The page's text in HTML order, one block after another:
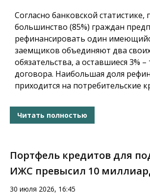
Согласно банковской
большинство (85%) граждан
рефинансировать один
заемщиков объединяют два
обязательства, а оставшиеся 3%
договора. Наибольшая доля
приходится на потребительские
Читать полностью
Портфель кредитов для
ИЖС превысил 10
30 июля 2026, 16:45